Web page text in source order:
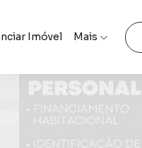
Imóvel Mais